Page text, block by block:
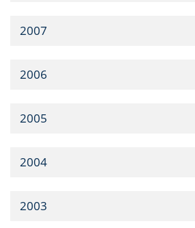
2007
2006
2005
2004
2003